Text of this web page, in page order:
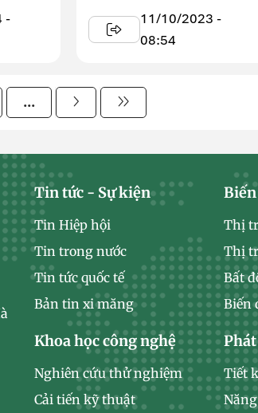
nhân
-
thuộc Tổng Công ty Cổ
phần Xây dựng ...
11/10/2023 -
08:54
...
Tin tức - Sự kiện
Tin Hiệp hội
Tin trong nước
Tin tức quốc tế
Bản tin xi măng
Khoa học công nghệ
Nghiên cứu thử nghiệm
Cải tiến kỹ thuật
Thị
Thị
Bất
Biến
Tiết